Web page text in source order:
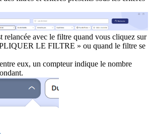
relancée avec le filtre quand vous cliquez sur
LE FILTRE » ou quand le filtre se
eux, un compteur indique le nombre